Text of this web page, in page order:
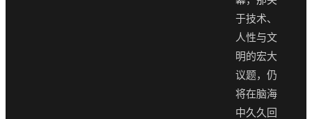
于技术、
人性与文
明的宏大
议题，仍
将在脑海
中久久回